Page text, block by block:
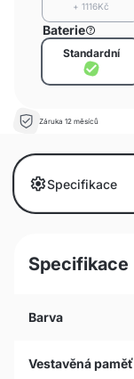
+ 1116Kč
Baterie
Standardní
Záruka 12 měsíců
Specifikace
Specifikace
Barva
Vestavěná paměť